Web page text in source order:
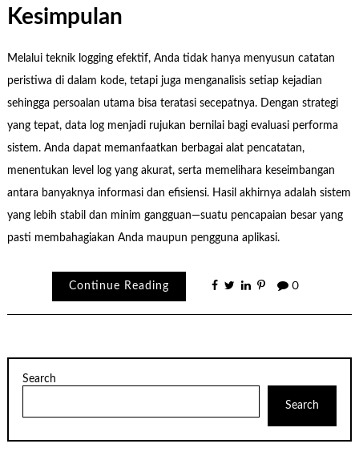
Kesimpulan
Melalui teknik logging efektif, Anda tidak hanya menyusun catatan
peristiwa di dalam kode, tetapi juga menganalisis setiap kejadian
sehingga persoalan utama bisa teratasi secepatnya. Dengan strategi
yang tepat, data log menjadi rujukan bernilai bagi evaluasi performa
sistem. Anda dapat memanfaatkan berbagai alat pencatatan,
menentukan level log yang akurat, serta memelihara keseimbangan
antara banyaknya informasi dan efisiensi. Hasil akhirnya adalah sistem
yang lebih stabil dan minim gangguan—suatu pencapaian besar yang
pasti membahagiakan Anda maupun pengguna aplikasi.
Continue Reading 0
Search
Search